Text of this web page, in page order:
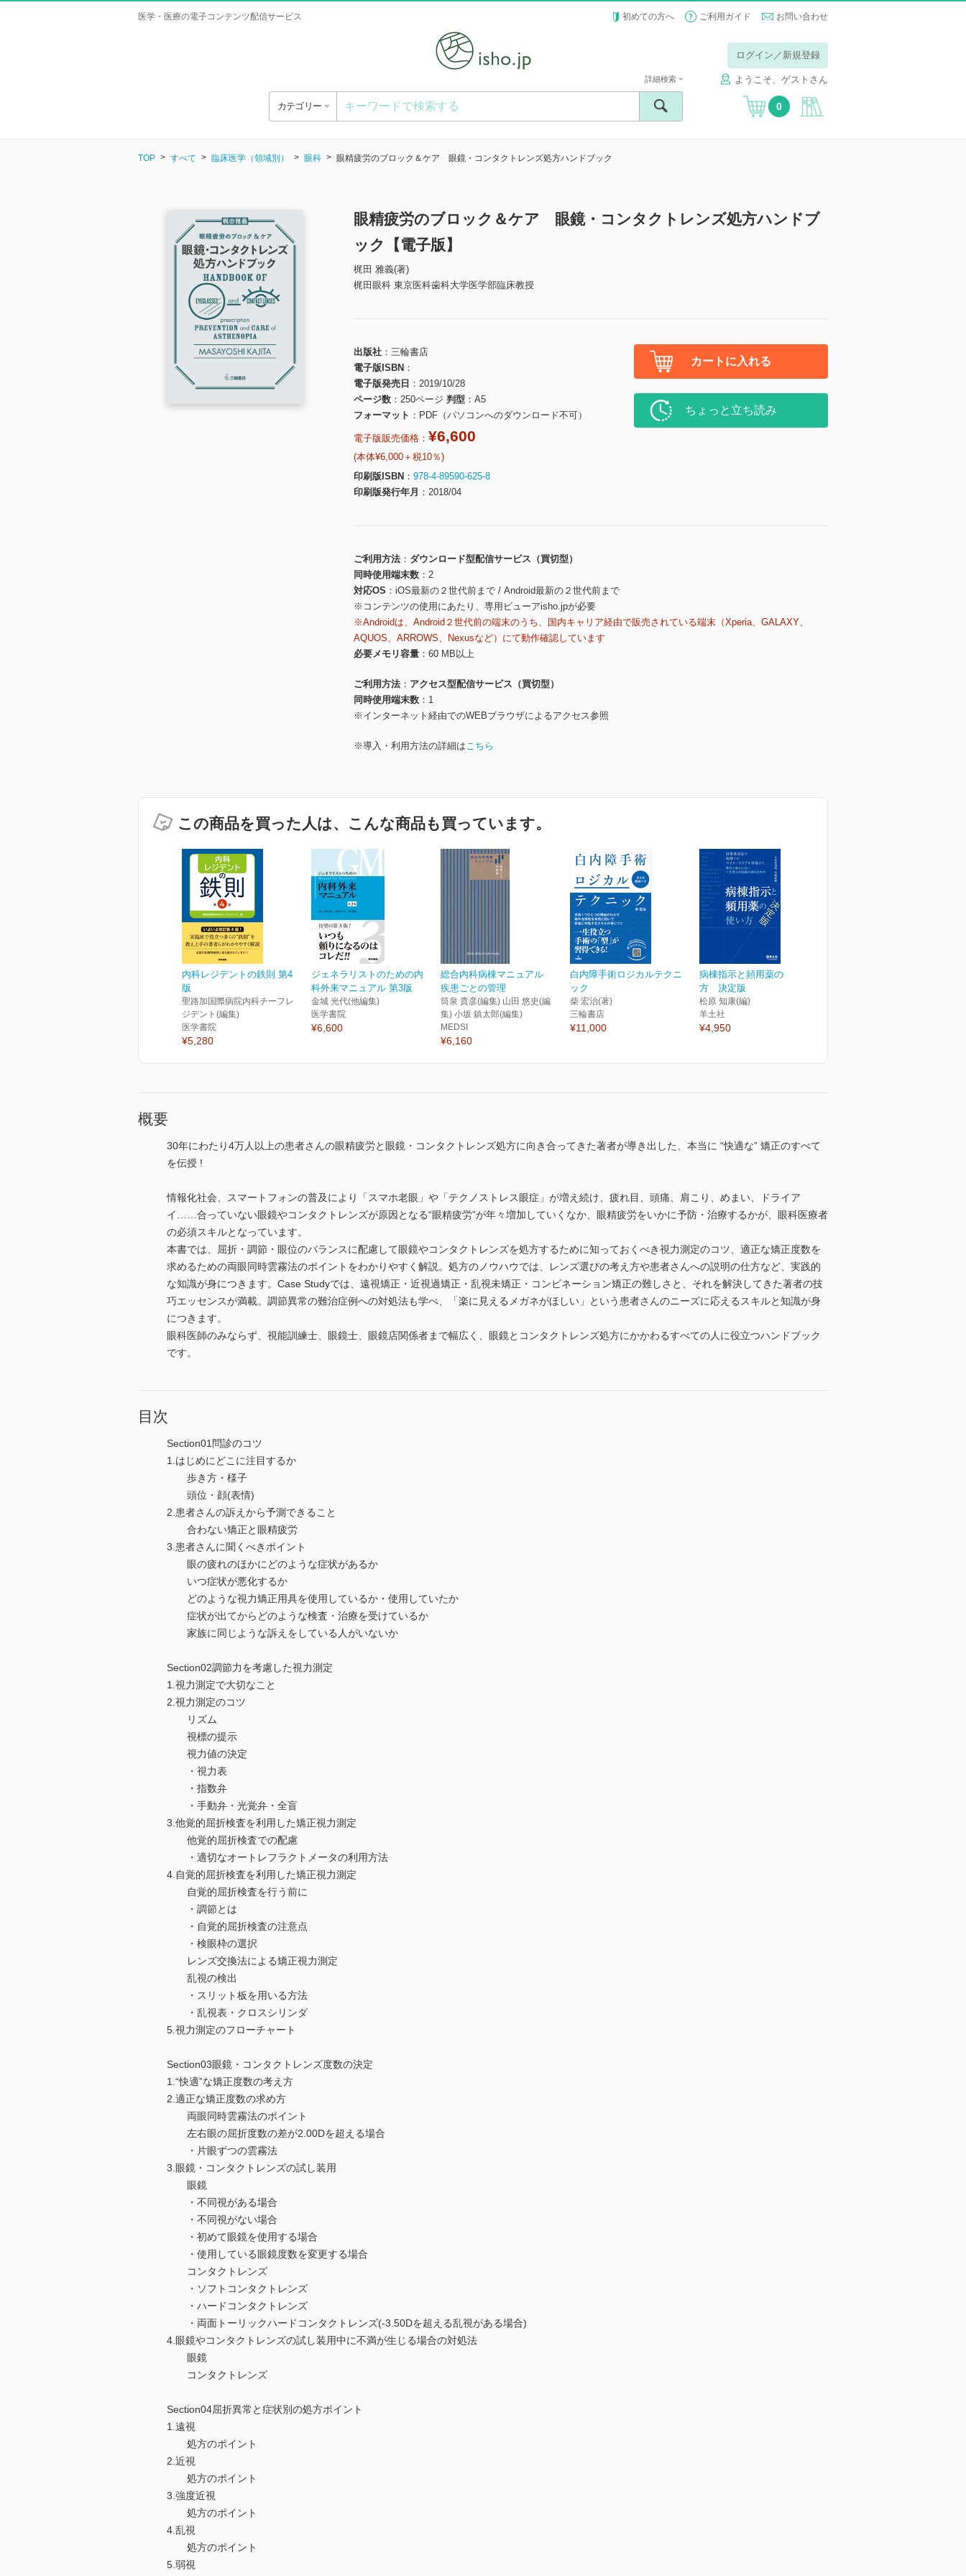
医学・医療の電子コンテンツ配信サービス 初めての方へ ご利用ガイド お問い合わせ
ログイン／新規登録
ようこそ、ゲストさん
カテゴリー
詳細検索
0
TOP すべて 臨床医学（領域別） 眼科 眼精疲労のブロック＆ケア 眼鏡・コンタクトレンズ処方ハンドブック
眼精疲労のブロック＆ケア 眼鏡・コンタクトレンズ処方ハンドブ
ック【電子版】
梶田 雅義(著)
梶田眼科 東京医科歯科大学医学部臨床教授
出版社
三輪書店
電子版ISBN
電子版発売日
2019/10/28
ページ数
250ページ 判型
A5
フォーマット
PDF（パソコンへのダウンロード不可）
電子版販売価格： ¥6,600
(本体¥6,000＋税10％)
印刷版ISBN
978-4-89590-625-8
印刷版発行年月
2018/04
カートに入れる
ちょっと立ち読み
ご利用方法
ダウンロード型配信サービス（買切型）
同時使用端末数
2
対応OS
iOS最新の２世代前まで / Android最新の２世代前まで
※コンテンツの使用にあたり、専用ビューアisho.jpが必要
※Androidは、Android２世代前の端末のうち、国内キャリア経由で販売されている端末（Xperia、GALAXY、
AQUOS、ARROWS、Nexusなど）にて動作確認しています
必要メモリ容量
60 MB以上
ご利用方法
アクセス型配信サービス（買切型）
同時使用端末数
1
※インターネット経由でのWEBブラウザによるアクセス参照
※導入・利用方法の詳細はこちら
この商品を買った人は、こんな商品も買っています。
内科レジデントの鉄則 第4
版
聖路加国際病院内科チーフレ
ジデント(編集)
医学書院
¥5,280
ジェネラリストのための内
科外来マニュアル 第3版
金城 光代(他編集)
医学書院
¥6,600
総合内科病棟マニュアル
疾患ごとの管理
筒泉 貴彦(編集) 山田 悠史(編
集) 小坂 鎮太郎(編集)
MEDSI
¥6,160
白内障手術ロジカルテクニ
ック
柴 宏治(著)
三輪書店
¥11,000
病棟指示と頻用薬の使い
方 決定版
松原 知康(編)
羊土社
¥4,950
概要
30年にわたり4万人以上の患者さんの眼精疲労と眼鏡・コンタクトレンズ処方に向き合ってきた著者が導き出した、本当に “快適な” 矯正のすべて
を伝授 !
情報化社会、スマートフォンの普及により「スマホ老眼」や「テクノストレス眼症」が増え続け、疲れ目、頭痛、肩こり、めまい、ドライア
イ……合っていない眼鏡やコンタクトレンズが原因となる“眼精疲労”が年々増加していくなか、眼精疲労をいかに予防・治療するかが、眼科医療者
の必須スキルとなっています。
本書では、屈折・調節・眼位のバランスに配慮して眼鏡やコンタクトレンズを処方するために知っておくべき視力測定のコツ、適正な矯正度数を
求めるための両眼同時雲霧法のポイントをわかりやすく解説。処方のノウハウでは、レンズ選びの考え方や患者さんへの説明の仕方など、実践的
な知識が身につきます。Case Studyでは、遠視矯正・近視過矯正・乱視未矯正・コンビネーション矯正の難しさと、それを解決してきた著者の技
巧エッセンスが満載。調節異常の難治症例への対処法も学べ、「楽に見えるメガネがほしい」という患者さんのニーズに応えるスキルと知識が身
につきます。
眼科医師のみならず、視能訓練士、眼鏡士、眼鏡店関係者まで幅広く、眼鏡とコンタクトレンズ処方にかかわるすべての人に役立つハンドブック
です。
目次
Section01問診のコツ
1.はじめにどこに注目するか
歩き方・様子
頭位・顔(表情)
2.患者さんの訴えから予測できること
合わない矯正と眼精疲労
3.患者さんに聞くべきポイント
眼の疲れのほかにどのような症状があるか
いつ症状が悪化するか
どのような視力矯正用具を使用しているか・使用していたか
症状が出てからどのような検査・治療を受けているか
家族に同じような訴えをしている人がいないか
Section02調節力を考慮した視力測定
1.視力測定で大切なこと
2.視力測定のコツ
リズム
視標の提示
視力値の決定
・視力表
・指数弁
・手動弁・光覚弁・全盲
3.他覚的屈折検査を利用した矯正視力測定
他覚的屈折検査での配慮
・適切なオートレフラクトメータの利用方法
4.自覚的屈折検査を利用した矯正視力測定
自覚的屈折検査を行う前に
・調節とは
・自覚的屈折検査の注意点
・検眼枠の選択
レンズ交換法による矯正視力測定
乱視の検出
・スリット板を用いる方法
・乱視表・クロスシリンダ
5.視力測定のフローチャート
Section03眼鏡・コンタクトレンズ度数の決定
1.“快適”な矯正度数の考え方
2.適正な矯正度数の求め方
両眼同時雲霧法のポイント
左右眼の屈折度数の差が2.00Dを超える場合
・片眼ずつの雲霧法
3.眼鏡・コンタクトレンズの試し装用
眼鏡
・不同視がある場合
・不同視がない場合
・初めて眼鏡を使用する場合
・使用している眼鏡度数を変更する場合
コンタクトレンズ
・ソフトコンタクトレンズ
・ハードコンタクトレンズ
・両面トーリックハードコンタクトレンズ(-3.50Dを超える乱視がある場合)
4.眼鏡やコンタクトレンズの試し装用中に不満が生じる場合の対処法
眼鏡
コンタクトレンズ
Section04屈折異常と症状別の処方ポイント
1.遠視
処方のポイント
2.近視
処方のポイント
3.強度近視
処方のポイント
4.乱視
処方のポイント
5.弱視